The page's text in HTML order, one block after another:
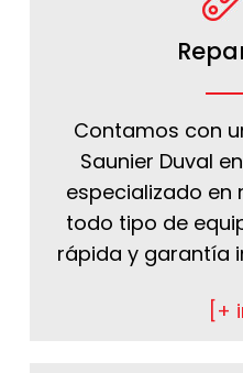
Contamos con
Saunier Duval
especializado en
todo tipo de
rápida y garantía
[+